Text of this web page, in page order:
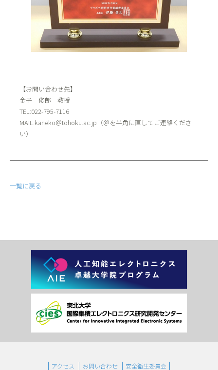
【お問い合わせ先】
金子 俊郎 教授
TEL:022-795-7116
MAIL:kaneko＠tohoku.ac.jp（＠を半角に直してご連絡くださ
い）
一覧に戻る
アクセス お問い合わせ 安全衛生委員会